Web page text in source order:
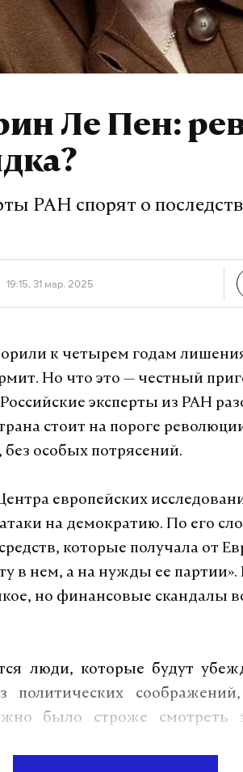
Ле Пен:
РАН спорят о
19:15, 31 мар. 2025
к четырем годам
Но что это — честный
эксперты из РАН
стоит на пороге
без особых потрясений.
европейских
на демократию. По его
которые получала от
в нем, а на нужды ее
но финансовые скандалы
люди, которые будут
политических
было строже смотреть